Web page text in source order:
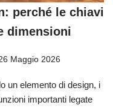
perché le chiavi
dimensioni
Maggio 2026
un elemento di design, i
importanti legate